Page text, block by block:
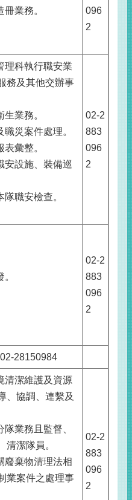
業務。
096
2
理科執行職安業
務及其他交辦事
業務。
災案件處理。
彙整。
安設施、裝備巡
職安檢查。
02-2
883
096
2
02-2
883
096
2
28150984
清潔維護及資源
、協調、連繫及
業務且監督、
清潔隊員。
廢棄物清理法相
業案件之處理事
02-2
883
096
2